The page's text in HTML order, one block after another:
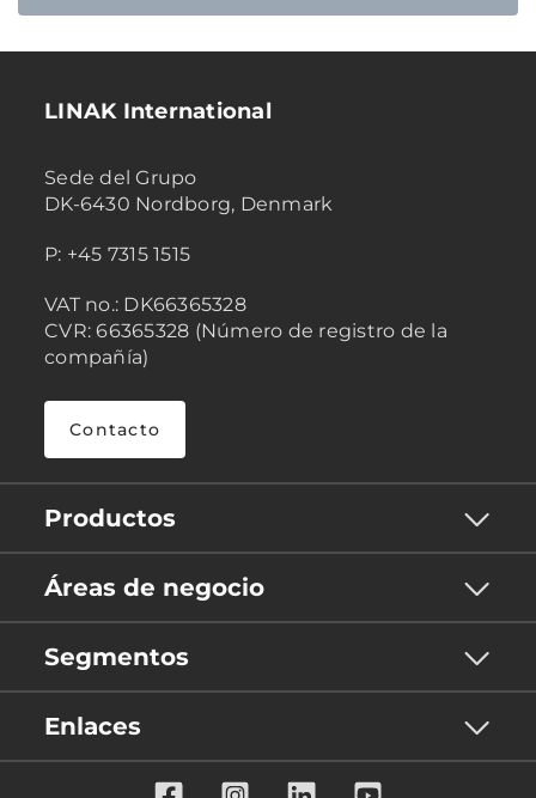
LINAK International
Sede del Grupo
DK-6430 Nordborg, Denmark
P: +45 7315 1515
VAT no.: DK66365328
CVR: 66365328 (Número de registro de la
compañía)
Contacto
Productos
Áreas de negocio
Segmentos
Enlaces